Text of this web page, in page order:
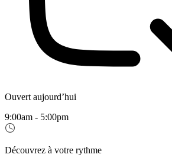
Ouvert aujourd’hui
9:00am - 5:00pm
Découvrez à votre rythme